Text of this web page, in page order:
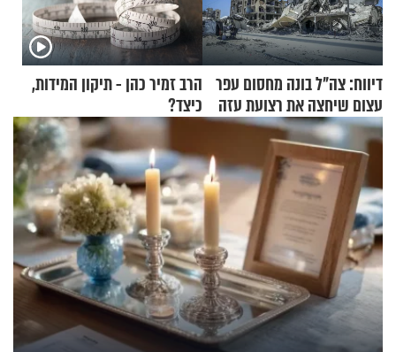
דיווח: צה"ל בונה מחסום עפר
עצום שיחצה את רצועת עזה
לשניים
הרב זמיר כהן - תיקון המידות,
כיצד?